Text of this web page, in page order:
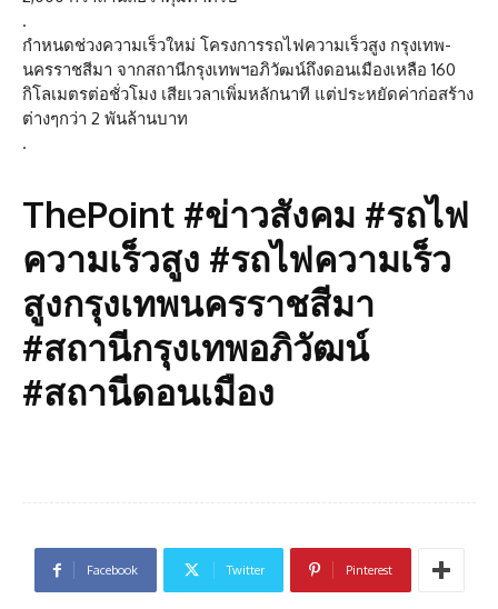
.
กำหนดช่วงความเร็วใหม่ โครงการรถไฟความเร็วสูง กรุงเทพ-
นครราชสีมา จากสถานีกรุงเทพฯอภิวัฒน์ถึงดอนเมืองเหลือ 160
กิโลเมตรต่อชั่วโมง เสียเวลาเพิ่มหลักนาที แต่ประหยัดค่าก่อสร้าง
ต่างๆกว่า 2 พันล้านบาท
.
ThePoint #ข่าวสังคม #รถไฟ
ความเร็วสูง #รถไฟความเร็ว
สูงกรุงเทพนครราชสีมา
#สถานีกรุงเทพอภิวัฒน์
#สถานีดอนเมือง
Facebook Twitter Pinterest